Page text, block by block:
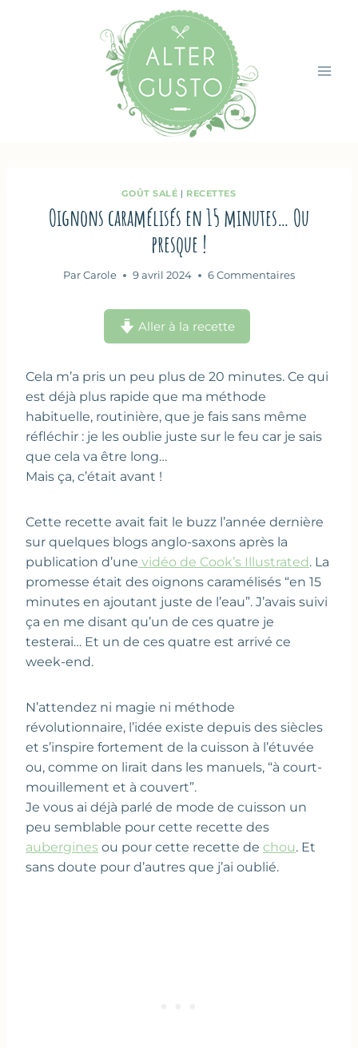
GOÛT SALÉ | RECETTES
Oignons caramélisés en 15 minutes… Ou
presque !
Par Carole 9 avril 2024 6 Commentaires
Aller à la recette
Cela m’a pris un peu plus de 20 minutes. Ce qui
est déjà plus rapide que ma méthode
habituelle, routinière, que je fais sans même
réfléchir : je les oublie juste sur le feu car je sais
que cela va être long…
Mais ça, c’était avant !
Cette recette avait fait le buzz l’année dernière
sur quelques blogs anglo-saxons après la
publication d’une vidéo de Cook’s Illustrated . La
promesse était des oignons caramélisés “en 15
minutes en ajoutant juste de l’eau”. J’avais suivi
ça en me disant qu’un de ces quatre je
testerai… Et un de ces quatre est arrivé ce
week-end.
N’attendez ni magie ni méthode
révolutionnaire, l’idée existe depuis des siècles
et s’inspire fortement de la cuisson à l’étuvée
ou, comme on lirait dans les manuels, “à court-
mouillement et à couvert”.
Je vous ai déjà parlé de mode de cuisson un
peu semblable pour cette recette des
aubergines ou pour cette recette de chou. Et
sans doute pour d’autres que j’ai oublié.